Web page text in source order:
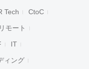
Tech CtoC
モート
IT
ィング